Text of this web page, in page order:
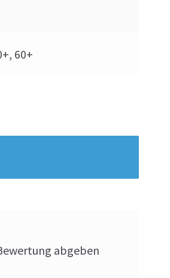
60+
abgeben